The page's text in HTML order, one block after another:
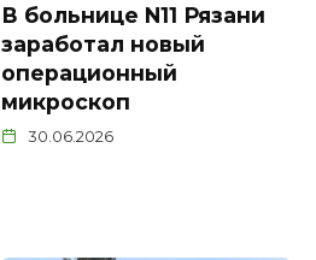
В больнице N11 Рязани
заработал новый
операционный
микроскоп
30.06.2026